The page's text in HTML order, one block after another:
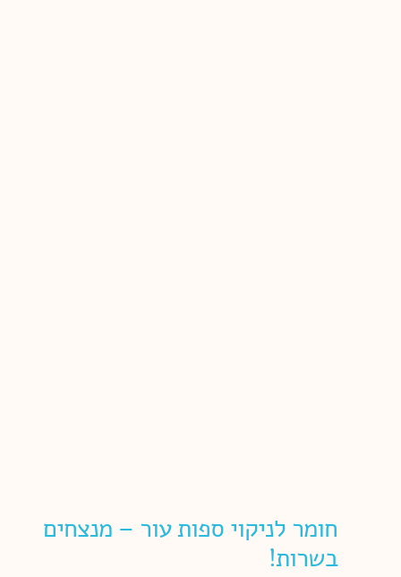
חומר לניקוי ספות עור – מנצחים
בשרות!